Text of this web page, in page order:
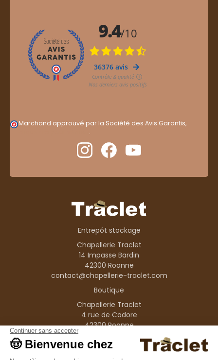
Marchand approuvé par la Société des Avis Garantis,
.
Entrepôt stockage
Chapellerie Traclet
14 Impasse Bardin
42300 Roanne
contact@chapellerie-traclet.com
Boutique
Chapellerie Traclet
4 rue de Cadore
42300 Roanne